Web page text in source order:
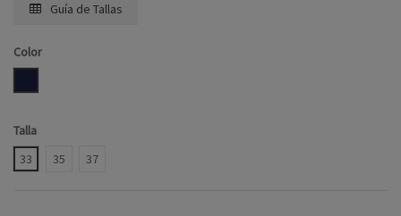
Guía de Tallas
Color
Talla
33
35 37